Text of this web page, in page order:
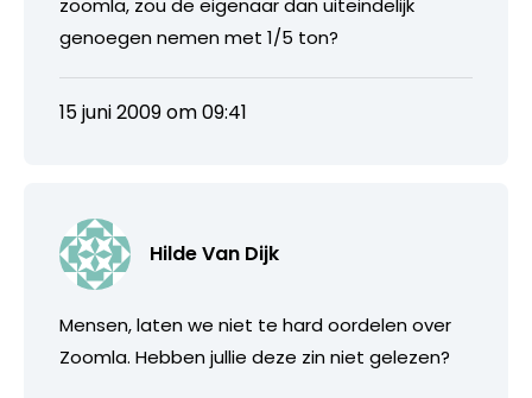
genoegen nemen met 1/5 ton?
15 juni 2009 om 09:41
Hilde Van Dijk
Mensen, laten we niet te hard oordelen over
Zoomla. Hebben jullie deze zin niet gelezen?